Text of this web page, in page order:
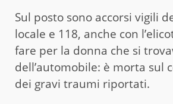
Sul posto sono accorsi vigili
locale e 118, anche con
fare per la donna che si
dell’automobile: è morta sul
dei gravi traumi riportati.